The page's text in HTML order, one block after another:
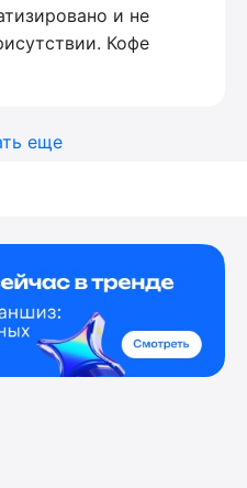
и не
Кофе
еще